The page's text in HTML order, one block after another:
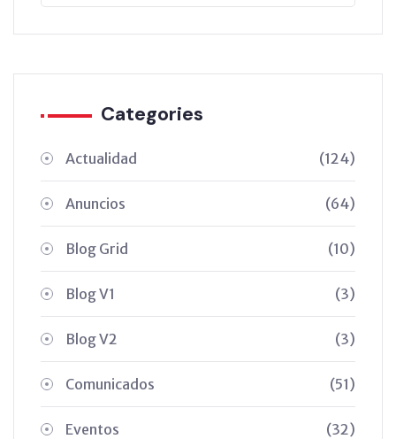
Categories
Actualidad (124)
Anuncios (64)
Blog Grid (10)
Blog V1 (3)
Blog V2 (3)
Comunicados (51)
Eventos (32)